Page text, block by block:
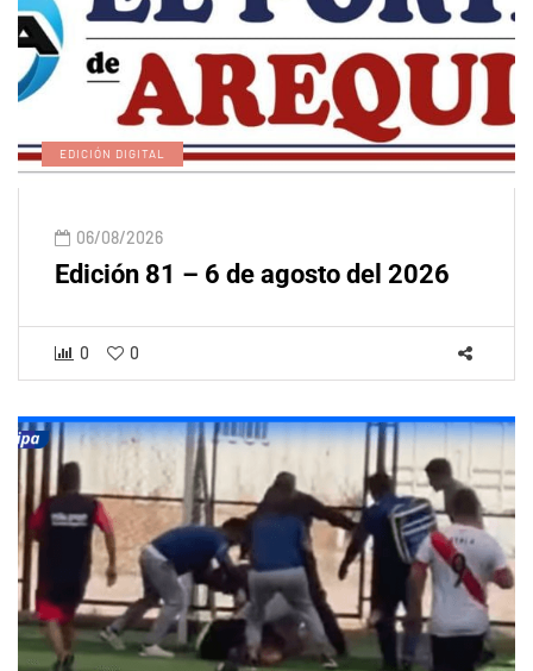
EDICIÓN DIGITAL
06/08/2026
Edición 81 – 6 de agosto del 2026
0 0